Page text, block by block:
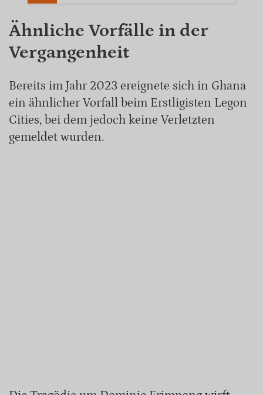
Ähnliche Vorfälle in der
Vergangenheit
Bereits im Jahr 2023 ereignete sich in Ghana
ein ähnlicher Vorfall beim Erstligisten Legon
Cities, bei dem jedoch keine Verletzten
gemeldet wurden.